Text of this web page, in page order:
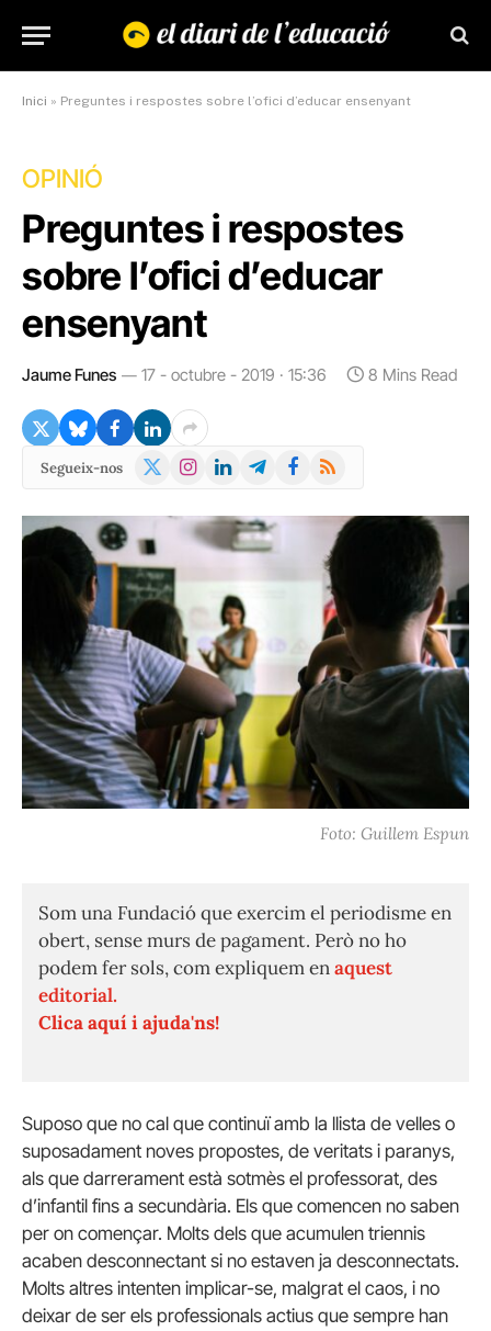
Inici » Preguntes i respostes sobre l’ofici d’educar ensenyant
OPINIÓ
Preguntes i respostes
sobre l’ofici d’educar
ensenyant
Jaume Funes 17 - octubre - 2019 · 15:36 8 Mins Read
Segueix-nos
X
Instagram
LinkedInTelegramFacebook
RSS
Foto: Guillem Espun
Som una Fundació que exercim el periodisme en
obert, sense murs de pagament. Però no ho
podem fer sols, com expliquem enaquest
editorial.
Clica aquí i ajuda'ns!
Suposo que no cal que continuï amb la llista de velles o
suposadament noves propostes, de veritats i paranys,
als que darrerament està sotmès el professorat, des
d’infantil fins a secundària. Els que comencen no saben
per on començar. Molts dels que acumulen triennis
acaben desconnectant si no estaven ja desconnectats.
Molts altres intenten implicar-se, malgrat el caos, i no
deixar de ser els professionals actius que sempre han